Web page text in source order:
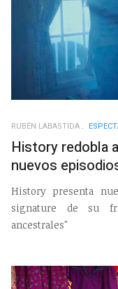
RUBÉN LABASTIDA
History redobla
nuevos
History presenta
signature de su
ancestrales"